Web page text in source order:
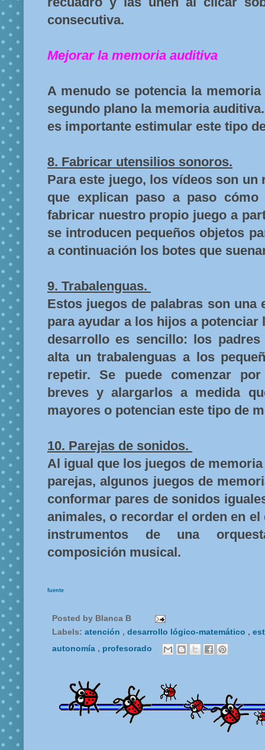
consecutiva.
Mejorar la memoria auditiva
A menudo se potencia la
segundo plano la memoria
es importante estimular este tipo
8. Fabricar utensilios sonoros.
Para este juego, los vídeos son un
que explican paso a paso
fabricar nuestro propio juego a
se introducen pequeños objetos
a continuación los botes que
9. Trabalenguas.
Estos juegos de palabras son una
para ayudar a los hijos a potenciar
desarrollo es sencillo: los
alta un trabalenguas a los
repetir. Se puede comenzar
breves y alargarlos a medida
mayores o potencian este tipo de
10. Parejas de sonidos.
Al igual que los juegos de
parejas, algunos juegos de
conformar pares de sonidos
animales, o recordar el orden en
instrumentos de una
composición musical.
fuente
Posted by Blanca B
Labels: atención , desarrollo lógico-matemático ,
autonomía , profesorado